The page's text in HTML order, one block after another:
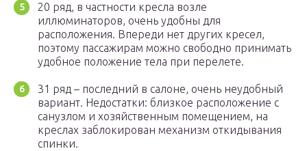
20 ряд, в частности кресла возле
иллюминаторов, очень удобны для
расположения. Впереди нет других кресел,
поэтому пассажирам можно свободно принимать
удобное положение тела при перелете.
31 ряд – последний в салоне, очень неудобный
вариант. Недостатки: близкое расположение с
санузлом и хозяйственным помещением, на
креслах заблокирован механизм откидывания
спинки.